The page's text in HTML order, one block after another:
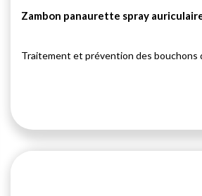
Zambon panaurette spray
Traitement et prévention des bouchons